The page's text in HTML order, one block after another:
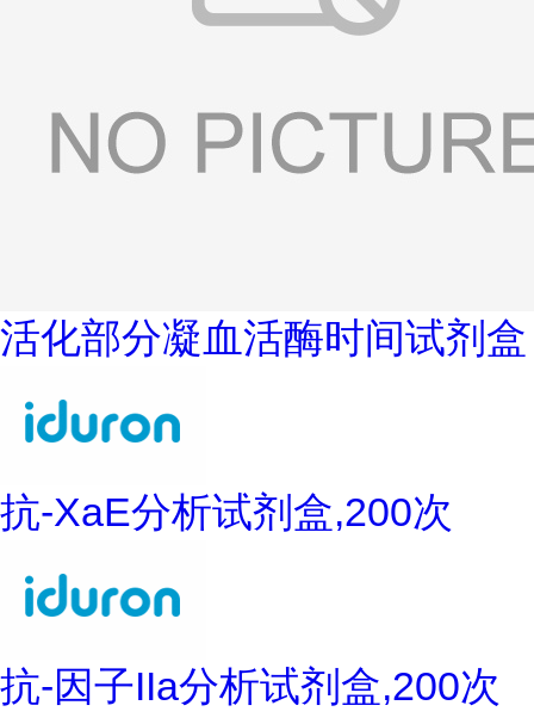
活化部分凝血活酶时间试剂盒
抗-XaE分析试剂盒,200次
抗-因子IIa分析试剂盒,200次